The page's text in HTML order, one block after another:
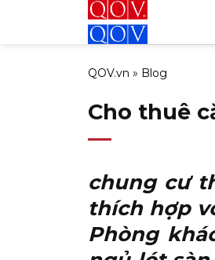
QOV.vn » Blog
Cho thuê
chung cư
thích hợp
Phòng